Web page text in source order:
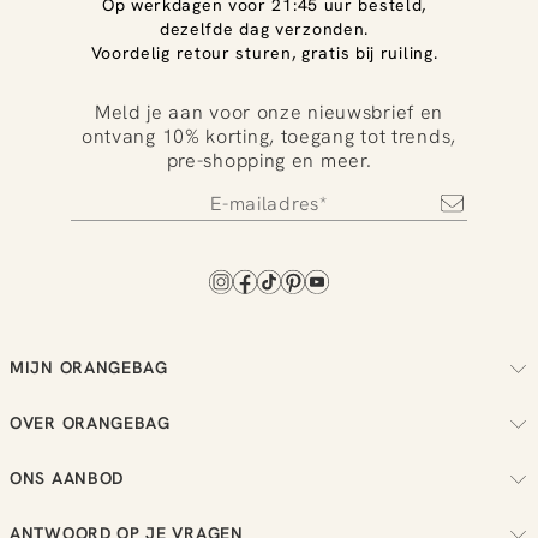
Op werkdagen voor 21:45 uur besteld,
dezelfde dag verzonden.
Voordelig retour sturen, gratis bij ruiling.
Meld je aan voor onze nieuwsbrief en
ontvang 10% korting, toegang tot trends,
pre-shopping en meer.
MIJN ORANGEBAG
Regel je retouren
OVER ORANGEBAG
Duurzaamheid
ONS AANBOD
ANTWOORD OP JE VRAGEN